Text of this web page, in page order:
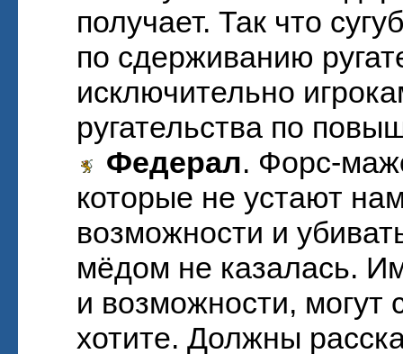
получает. Так что
по сдерживанию
исключительно
ругательства по
Федерал. Форс-
которые не устают
возможности и
мёдом не казалась.
и возможности, могут
хотите. Должны